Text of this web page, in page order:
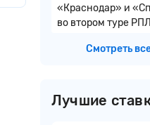
«Краснодар» и
во втором туре
Смотреть
Лучшие